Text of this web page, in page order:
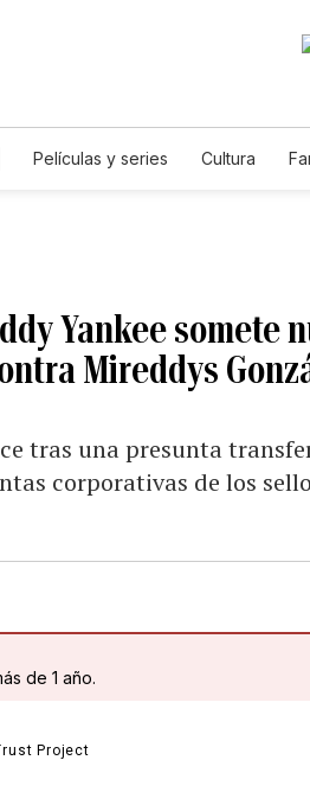
Películas y series Cultura
Yankee somete
Mireddys
tras una presunta
corporativas de los
de 1 año.